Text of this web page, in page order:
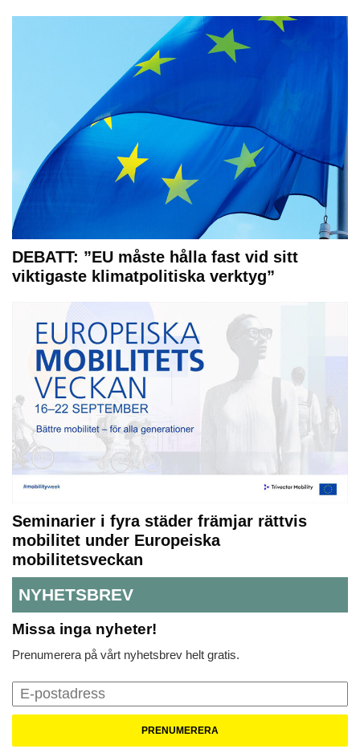
DEBATT: ”EU måste hålla fast vid sitt
viktigaste klimatpolitiska verktyg”
Seminarier i fyra städer främjar rättvis
mobilitet under Europeiska
mobilitetsveckan
NYHETSBREV
Missa inga nyheter!
Prenumerera på vårt nyhetsbrev helt gratis.